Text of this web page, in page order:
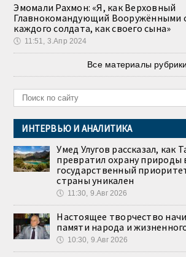
Эмомали Рахмон: «Я, как Верховный
Главнокомандующий Вооружёнными
каждого солдата, как своего сына»
🕔 11:51, 3.Апр 2024
Все материалы рубрики
ИНТЕРВЬЮ И АНАЛИТИКА
Умед Улугов рассказал, как
превратил охрану природы
государственный
страны уникален
🕔 11:30, 9.Авг 2026
Настоящее творчество
памяти народа и
🕔 10:30, 9.Авг 2026